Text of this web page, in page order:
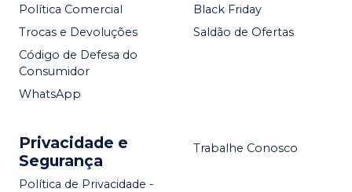
Política Comercial
Trocas e Devoluções
Código de Defesa do
Consumidor
WhatsApp
Black Friday
Saldão de Ofertas
Privacidade e
Segurança
Política de Privacidade -
Trabalhe Conosco